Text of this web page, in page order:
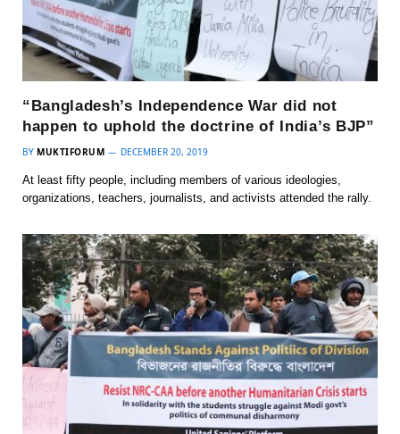
“Bangladesh’s Independence War did not
happen to uphold the doctrine of India’s BJP”
BY MUKTIFORUM DECEMBER 20, 2019
At least fifty people, including members of various ideologies,
organizations, teachers, journalists, and activists attended the rally.